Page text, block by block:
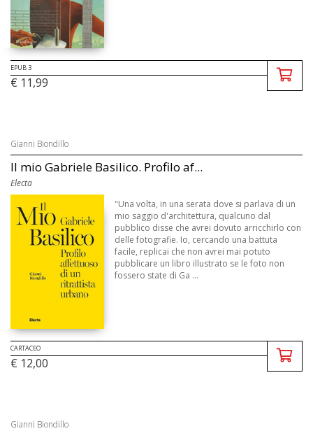
EPUB 3
€ 11,99
Gianni Biondillo
Il mio Gabriele Basilico. Profilo af...
Electa
"Una volta, in una serata dove si parlava di un
mio saggio d'architettura, qualcuno dal
pubblico disse che avrei dovuto arricchirlo con
delle fotografie. Io, cercando una battuta
facile, replicai che non avrei mai potuto
pubblicare un libro illustrato se le foto non
fossero state di Ga ...
CARTACEO
€ 12,00
Gianni Biondillo